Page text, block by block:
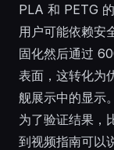
PLA 和 PETG
用户可能依赖安
固化然后通过
表面，这转化为
舰展示中的显示。
为了验证结果，
到视频指南可以